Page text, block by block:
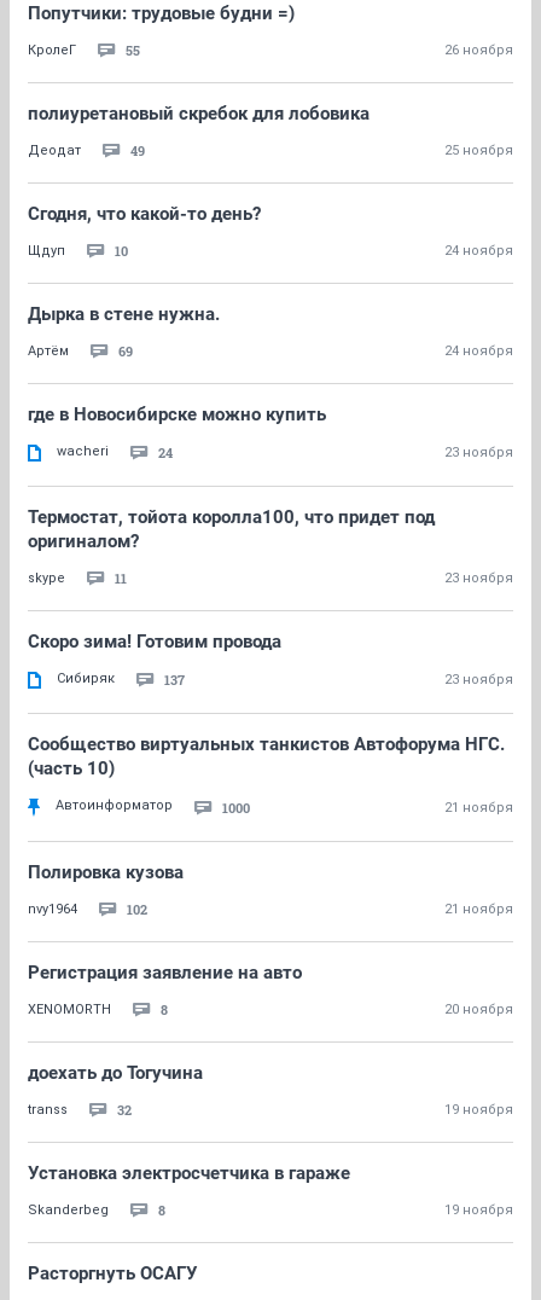
Попутчики: трудовые будни =)
КролеГ 55 26 ноября
полиуретановый скребок для лобовика
Деодат 49 25 ноября
Сгодня, что какой-то день?
Щдуп 10 24 ноября
Дырка в стене нужна.
Артём 69 24 ноября
где в Новосибирске можно купить
wacheri 24 23 ноября
Термостат, тойота королла100, что придет под
оригиналом?
skype 11 23 ноября
Скоро зима! Готовим провода
Сибиряк 137 23 ноября
Сообщество виртуальных танкистов Автофорума НГС.
(часть 10)
Автоинформатор 1000 21 ноября
Полировка кузова
nvy1964 102 21 ноября
Регистрация заявление на авто
XENOMORTH 8 20 ноября
доехать до Тогучина
transs 32 19 ноября
Установка электросчетчика в гараже
Skanderbeg 8 19 ноября
Расторгнуть ОСАГУ